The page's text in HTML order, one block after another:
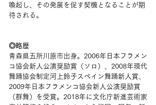
喚起し、その発展を促す契機となることが期
待される。
◎略歴
青森県五所川原市出身。2006年日本フラメン
コ協会新人公演奨励賞（ソロ）、2008年現代
舞踊協会制定河上鈴子スペイン舞踊新人賞、
2009年日本フラメンコ協会新人公演奨励賞
（群舞）を受賞。2018年に文化庁新進芸術家